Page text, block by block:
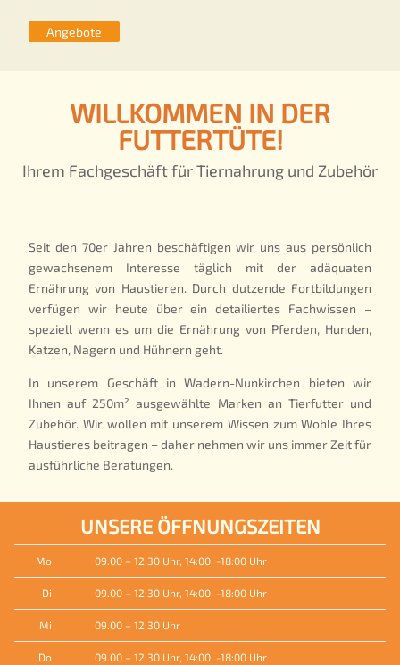
Angebote
WILLKOMMEN IN DER
FUTTERTÜTE!
Ihrem Fachgeschäft für Tiernahrung und Zubehör
Seit den 70er Jahren beschäftigen wir uns aus persönlich
gewachsenem Interesse täglich mit der adäquaten
Ernährung von Haustieren. Durch dutzende Fortbildungen
verfügen wir heute über ein detailiertes Fachwissen –
speziell wenn es um die Ernährung von Pferden, Hunden,
Katzen, Nagern und Hühnern geht.
In unserem Geschäft in Wadern-Nunkirchen bieten wir
Ihnen auf 250m² ausgewählte Marken an Tierfutter und
Zubehör. Wir wollen mit unserem Wissen zum Wohle Ihres
Haustieres beitragen – daher nehmen wir uns immer Zeit für
ausführliche Beratungen.
UNSERE ÖFFNUNGSZEITEN
Mo 09.00 – 12:30 Uhr, 14:00 -18:00 Uhr
Di 09.00 – 12:30 Uhr, 14:00 -18:00 Uhr
Mi 09.00 – 12:30 Uhr
Do 09.00 – 12:30 Uhr, 14:00 -18:00 Uhr